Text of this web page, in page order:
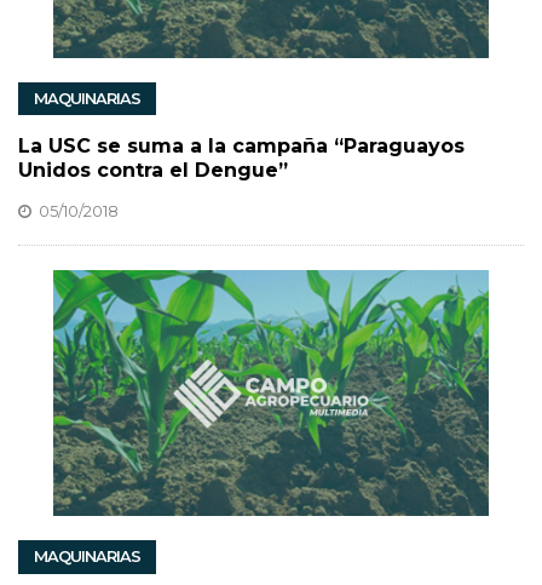
MAQUINARIAS
La USC se suma a la campaña “Paraguayos
Unidos contra el Dengue”
05/10/2018
MAQUINARIAS